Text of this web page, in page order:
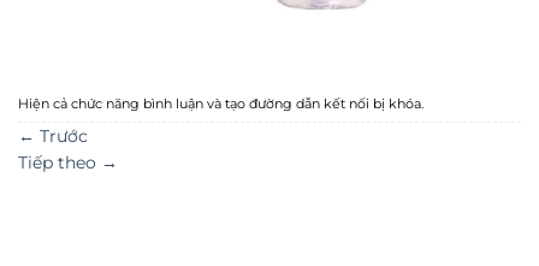
Hiện cả chức năng bình luận và tạo đường dẫn kết nối bị khóa.
← Trước
Tiếp theo →